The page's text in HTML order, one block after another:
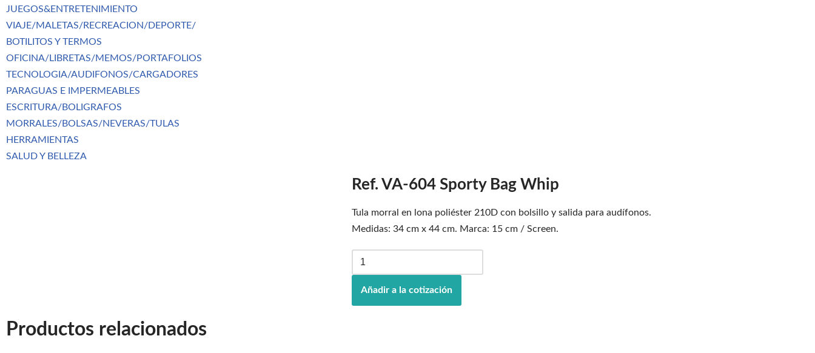
JUEGOS&ENTRETENIMIENTO
VIAJE/MALETAS/RECREACION/DEPORTE/
BOTILITOS Y TERMOS
OFICINA/LIBRETAS/MEMOS/PORTAFOLIOS
TECNOLOGIA/AUDIFONOS/CARGADORES
PARAGUAS E IMPERMEABLES
ESCRITURA/BOLIGRAFOS
MORRALES/BOLSAS/NEVERAS/TULAS
HERRAMIENTAS
SALUD Y BELLEZA
Ref. VA-604 Sporty Bag Whip
Tula morral en lona poliéster 210D con bolsillo y salida para audífonos.
Medidas: 34 cm x 44 cm. Marca: 15 cm / Screen.
Añadir a la cotización
Productos relacionados